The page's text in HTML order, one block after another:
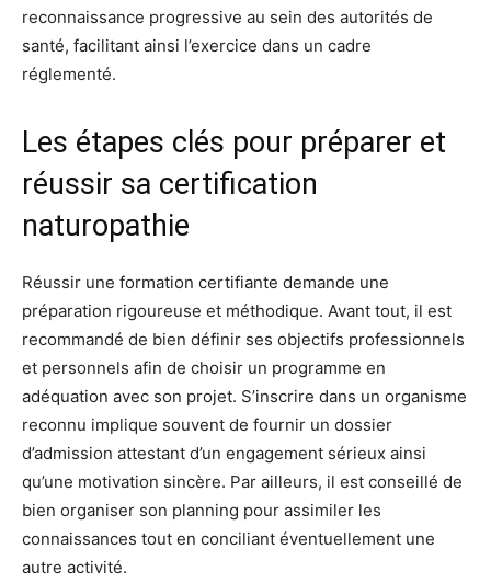
reconnaissance progressive au sein des autorités de
santé, facilitant ainsi l’exercice dans un cadre
réglementé.
Les étapes clés pour préparer et
réussir sa certification
naturopathie
Réussir une formation certifiante demande une
préparation rigoureuse et méthodique. Avant tout, il est
recommandé de bien définir ses objectifs professionnels
et personnels afin de choisir un programme en
adéquation avec son projet. S’inscrire dans un organisme
reconnu implique souvent de fournir un dossier
d’admission attestant d’un engagement sérieux ainsi
qu’une motivation sincère. Par ailleurs, il est conseillé de
bien organiser son planning pour assimiler les
connaissances tout en conciliant éventuellement une
autre activité.